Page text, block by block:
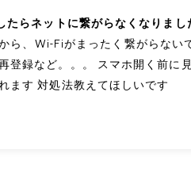
たらネットに繋がらなくなりまし
ら、Wi-Fiがまったく繋がらない
登録など。。。 スマホ開く前に
ます 対処法教えてほしいです